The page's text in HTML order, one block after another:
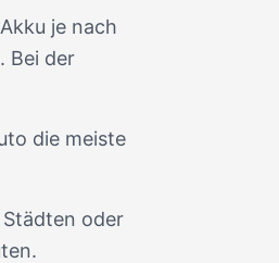
je nach
Bei der
die meiste
oder